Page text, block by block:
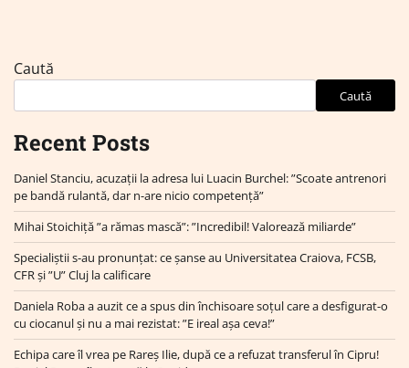
Caută
Caută
Recent Posts
Daniel Stanciu, acuzații la adresa lui Luacin Burchel: ”Scoate antrenori
pe bandă rulantă, dar n-are nicio competență”
Mihai Stoichiță ”a rămas mască”: ”Incredibil! Valorează miliarde”
Specialiștii s-au pronunțat: ce șanse au Universitatea Craiova, FCSB,
CFR și ”U” Cluj la calificare
Daniela Roba a auzit ce a spus din închisoare soțul care a desfigurat-o
cu ciocanul și nu a mai rezistat: ”E ireal așa ceva!”
Echipa care îl vrea pe Rareș Ilie, după ce a refuzat transferul în Cipru!